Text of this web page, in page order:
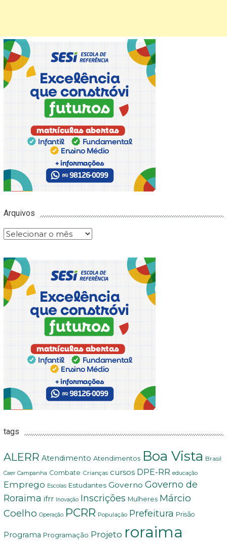
Arquivos
Arquivos
tags
ALERR Atendimento Atendimentos Boa Vista Brasil
Caer Campanha Combate Crianças cursos DPE-RR educação
Emprego Escolas Estudantes Governo Governo de
Roraima ifrr Inovação Inscrições Mulheres Márcio
Coelho Operação PCRR População Prefeitura Prisão
Programa Programação Projeto roraima